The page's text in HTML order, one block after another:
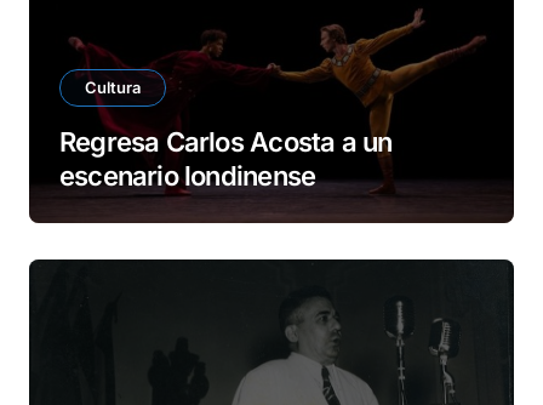
Cultura
Regresa Carlos Acosta a un
escenario londinense